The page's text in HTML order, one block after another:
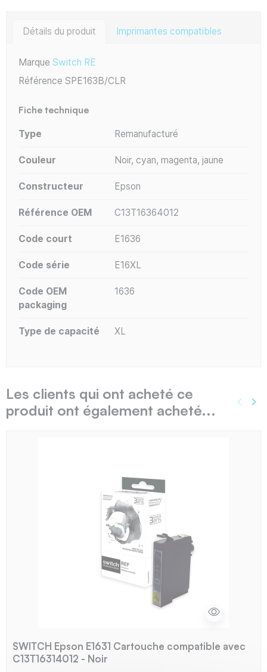
Détails du produit Imprimantes compatibles
Marque Switch RE
Référence SPE163B/CLR
Fiche technique
Type Remanufacturé
Couleur Noir, cyan, magenta, jaune
Constructeur Epson
Référence OEM C13T16364012
Code court E1636
Code série E16XL
Code OEM
packaging
1636
Type de capacité XL
Les clients qui ont acheté ce
produit ont également acheté...
keyboard_arrow_left keyboard_arrow_right
SWITCH Epson E1631 Cartouche compatible avec
C13T16314012 - Noir